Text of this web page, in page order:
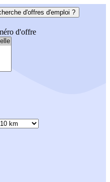
d'offres d'emploi ?
d'offre